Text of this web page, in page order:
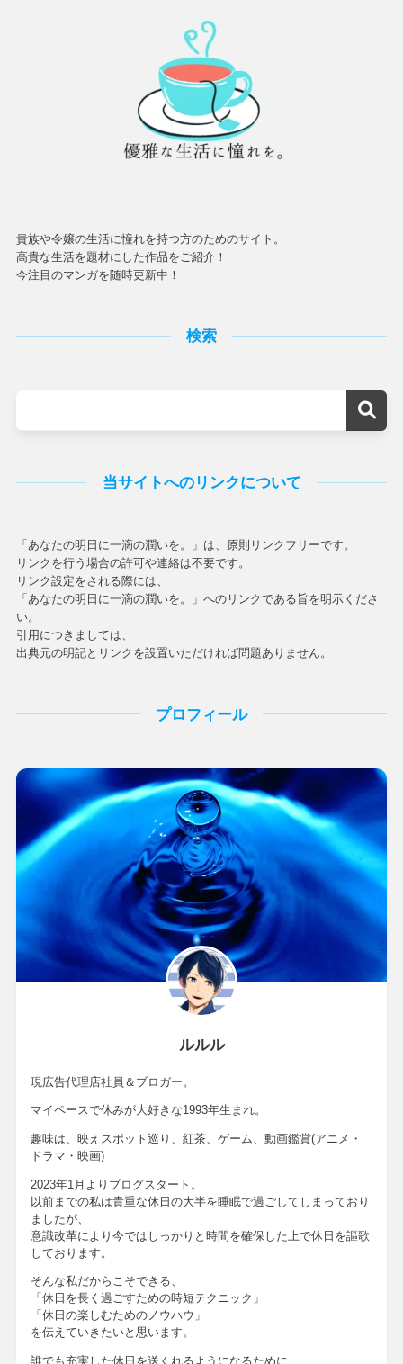
貴族や令嬢の生活に憧れを持つ方のためのサイト。
高貴な生活を題材にした作品をご紹介！
今注目のマンガを随時更新中！
検索
当サイトへのリンクについて
「あなたの明日に一滴の潤いを。」は、原則リンクフリーです。
リンクを行う場合の許可や連絡は不要です。
リンク設定をされる際には、
「あなたの明日に一滴の潤いを。」へのリンクである旨を明示くださ
い。
引用につきましては、
出典元の明記とリンクを設置いただければ問題ありません。
プロフィール
ルルル
現広告代理店社員＆ブロガー。
マイペースで休みが大好きな1993年生まれ。
趣味は、映えスポット巡り、紅茶、ゲーム、動画鑑賞(アニメ・
ドラマ・映画)
2023年1月よりブログスタート。
以前までの私は貴重な休日の大半を睡眠で過ごしてしまっており
ましたが、
意識改革により今ではしっかりと時間を確保した上で休日を謳歌
しております。
そんな私だからこそできる、
「休日を長く過ごすための時短テクニック」
「休日の楽しむためのノウハウ」
を伝えていきたいと思います。
誰でも充実した休日を送くれるようになるために、